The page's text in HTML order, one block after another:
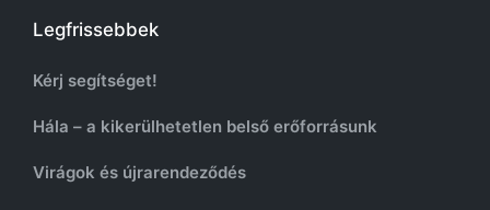
Legfrissebbek
Kérj segítséget!
Hála – a kikerülhetetlen belső erőforrásunk
Virágok és újrarendeződés